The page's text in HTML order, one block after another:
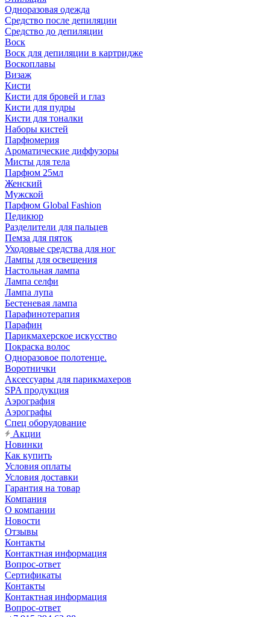
Одноразовая одежда
Средство после депиляции
Средство до депиляции
Воск
Воск для депиляции в картридже
Воскоплавы
Визаж
Кисти
Кисти для бровей и глаз
Кисти для пудры
Кисти для тоналки
Наборы кистей
Парфюмерия
Ароматические диффузоры
Мисты для тела
Парфюм 25мл
Женский
Мужской
Парфюм Global Fashion
Педикюр
Разделители для пальцев
Пемза для пяток
Уходовые средства для ног
Лампы для освещения
Настольная лампа
Лампа селфи
Лампа лупа
Бестеневая лампа
Парафинотерапия
Парафин
Парикмахерское искусство
Покраска волос
Одноразовое полотенце.
Воротнички
Аксессуары для парикмахеров
SPA продукция
Аэрография
Аэрографы
Спец оборудование
Акции
Новинки
Как купить
Условия оплаты
Условия доставки
Гарантия на товар
Компания
О компании
Новости
Отзывы
Контакты
Контактная информация
Вопрос-ответ
Сертификаты
Контакты
Контактная информация
Вопрос-ответ